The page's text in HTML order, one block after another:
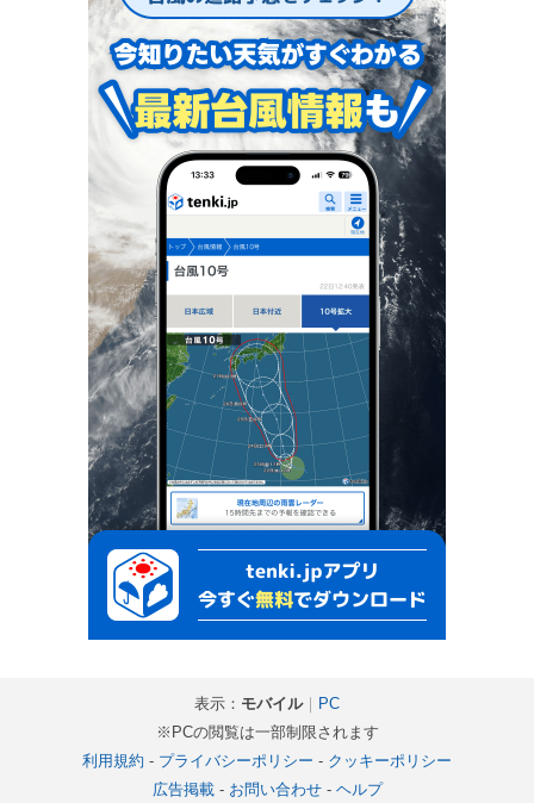
表示： モバイル｜ PC
※PCの閲覧は一部制限されます
利用規約 - プライバシーポリシー - クッキーポリシー
広告掲載- お問い合わせ- ヘルプ